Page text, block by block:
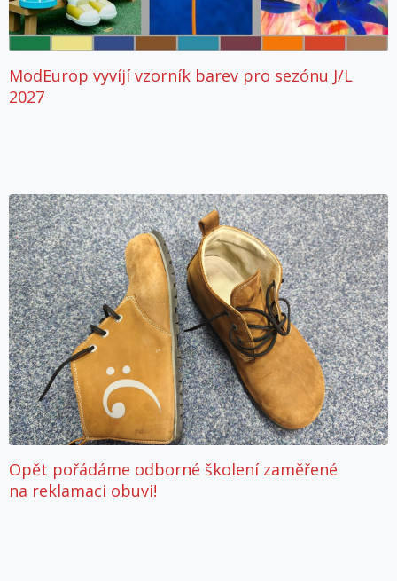
ModEurop vyvíjí vzorník barev pro sezónu J/L
2027
Opět pořádáme odborné školení zaměřené
na reklamaci obuvi!